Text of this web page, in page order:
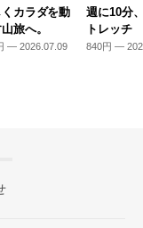
カラダを動
旅へ。
— 2026.07.09
週に10分
トレッチ
840円 —